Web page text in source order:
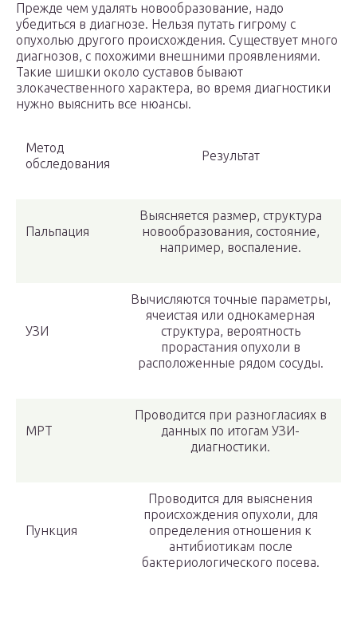
Прежде чем удалять новообразование, надо
убедиться в диагнозе. Нельзя путать гигрому с
опухолью другого происхождения. Существует много
диагнозов, с похожими внешними проявлениями.
Такие шишки около суставов бывают
злокачественного характера, во время диагностики
нужно выяснить все нюансы.
Метод
обследования
Результат
Пальпация
Выясняется размер, структура
новообразования, состояние,
например, воспаление.
УЗИ
Вычисляются точные параметры,
ячеистая или однокамерная
структура, вероятность
прорастания опухоли в
расположенные рядом сосуды.
МРТ
Проводится при разногласиях в
данных по итогам УЗИ-
диагностики.
Пункция
Проводится для выяснения
происхождения опухоли, для
определения отношения к
антибиотикам после
бактериологического посева.